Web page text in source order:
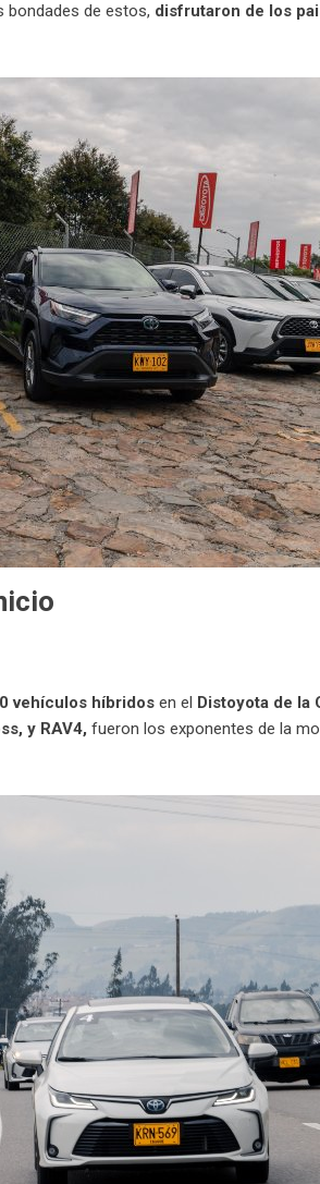
bondades de estos, disfrutaron de los
vehículos híbridos en el Distoyota de la
, y RAV4, fueron los exponentes de la